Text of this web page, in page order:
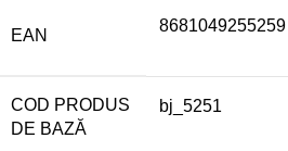
EAN
8681049255259
COD PRODUS
DE BAZĂ
bj_5251